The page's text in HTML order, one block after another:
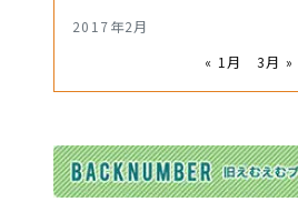
2017年2月
« 1月 3月 »